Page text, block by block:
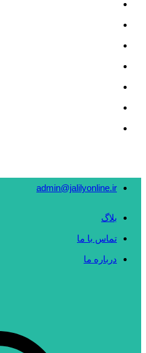
admin@jalilyonline.ir
بلاگ
تماس با ما
درباره ما